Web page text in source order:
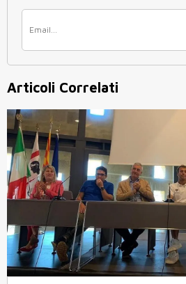
Articoli Correlati